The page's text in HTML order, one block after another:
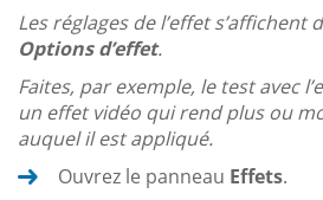
Les réglages de l’effet s’affichent
Options d’effet.
Faites, par exemple, le test avec
un effet vidéo qui rend plus ou
auquel il est appliqué.
Ouvrez le panneau Effets.